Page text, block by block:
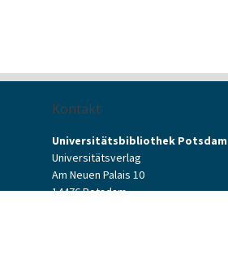
Kontakt
Universitätsbibliothek Potsdam
Universitätsverlag
Am Neuen Palais 10
14476 Potsdam